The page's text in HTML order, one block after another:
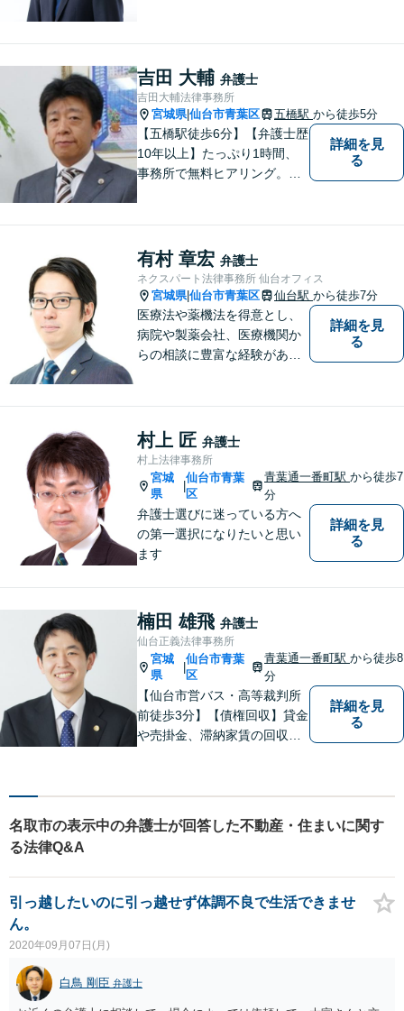
間・土曜相談あり】【明るく
キレイな完全個室相談室】
吉田 大輔 弁護士
吉田大輔法律事務所
宮城県|仙台市青葉区 五橋駅 から徒歩5分
【五橋駅徒歩6分】【弁護士歴
10年以上】たっぷり1時間、
事務所で無料ヒアリング。気
の糸口を一緒に探すことを大
切にしています。
詳細を見
る
有村 章宏 弁護士
ネクスパート法律事務所 仙台オフィス
宮城県|仙台市青葉区 仙台駅 から徒歩7分
医療法や薬機法を得意とし、
病院や製薬会社、医療機関か
らの相談に豊富な経験があり
ニケーション力」「リサーチ
力」をフルに用いて、真の救
済を目指します。【分割払い
可】
詳細を見
る
村上 匠 弁護士
村上法律事務所
宮城
県
仙台市青葉
区
青葉通一番町駅から徒歩7
分
弁護士選びに迷っている方へ
の第一選択になりたいと思い
ます
詳細を見
る
楠田 雄飛 弁護士
仙台正義法律事務所
宮城
県
仙台市青葉
区
青葉通一番町駅から徒歩8
分
【仙台市営バス・高等裁判所
前徒歩3分】【債権回収】貸金
や売掛金、滞納家賃の回収な
相談のみ受け付けております
【相続】遺言書作成・相続放
棄・遺産分割・遺留分のご相
詳細を見
る
名取市の表示中の弁護士が回答した不動産・住まいに関す
る法律Q&A
引っ越したいのに引っ越せず体調不良で生活できませ
ん。
2020年09月07日(月)
白鳥 剛臣 弁護士